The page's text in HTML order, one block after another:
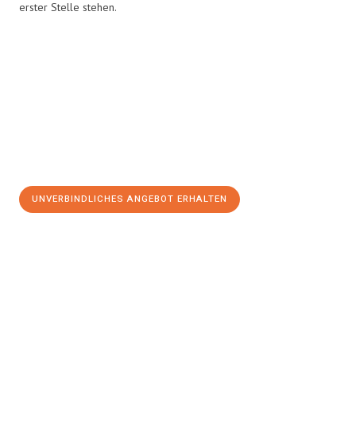
erster Stelle stehen.
UNVERBINDLICHES ANGEBOT ERHALTEN